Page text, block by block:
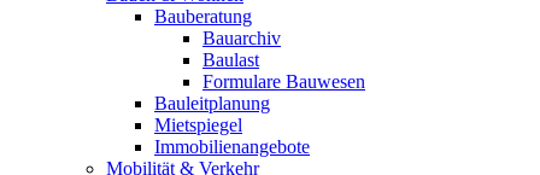
Bauberatung
Bauarchiv
Baulast
Formulare Bauwesen
Bauleitplanung
Mietspiegel
Immobilienangebote
Mobilität & Verkehr